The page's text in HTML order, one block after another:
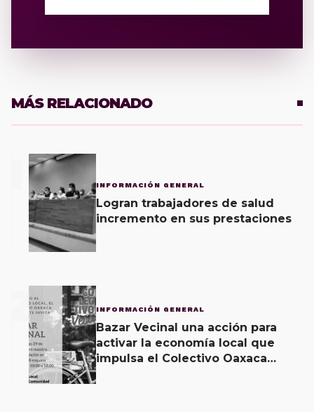
MÁS RELACIONADO
INFORMACIÓN GENERAL
Logran trabajadores de salud
incremento en sus prestaciones
2 INFORMACIÓN GENERAL
Bazar Vecinal una acción para
activar la economía local que
impulsa el Colectivo Oaxaca